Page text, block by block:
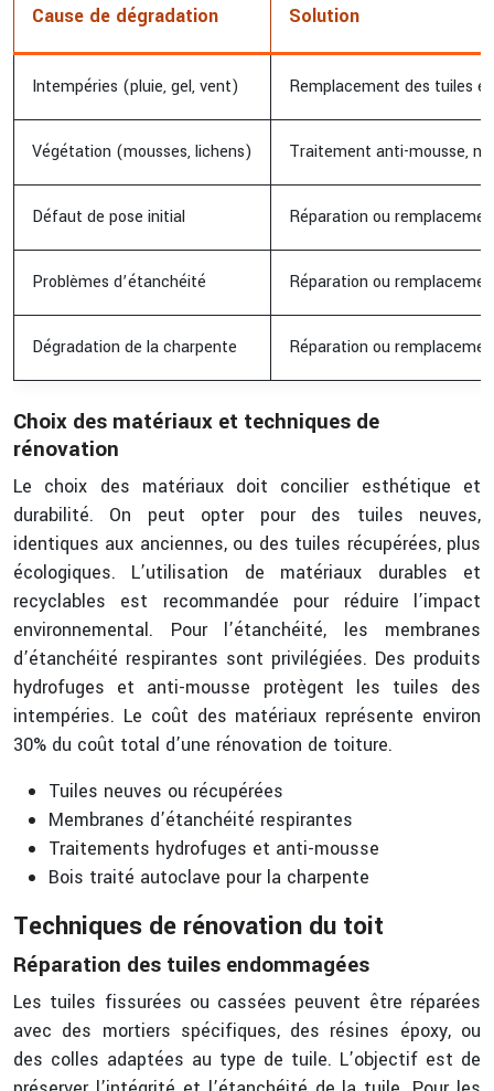
Cause de dégradation Solution
Intempéries (pluie, gel, vent) Remplacement des tuiles
Végétation (mousses, lichens) Traitement anti-mousse,
Défaut de pose initial Réparation ou
Problèmes d’étanchéité Réparation ou
Dégradation de la charpente Réparation ou
Choix des matériaux et techniques de
rénovation
Le choix des matériaux doit concilier esthétique et
durabilité. On peut opter pour des tuiles neuves,
identiques aux anciennes, ou des tuiles récupérées, plus
écologiques. L’utilisation de matériaux durables et
recyclables est recommandée pour réduire l’impact
environnemental. Pour l’étanchéité, les membranes
d’étanchéité respirantes sont privilégiées. Des produits
hydrofuges et anti-mousse protègent les tuiles des
intempéries. Le coût des matériaux représente environ
30% du coût total d’une rénovation de toiture.
Tuiles neuves ou récupérées
Membranes d’étanchéité respirantes
Traitements hydrofuges et anti-mousse
Bois traité autoclave pour la charpente
Techniques de rénovation du toit
Réparation des tuiles endommagées
Les tuiles fissurées ou cassées peuvent être réparées
avec des mortiers spécifiques, des résines époxy, ou
des colles adaptées au type de tuile. L’objectif est de